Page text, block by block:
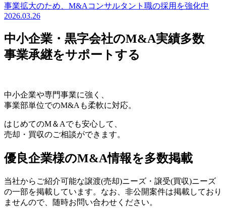
事業拡大のため、M&Aコンサルタント職の採用を強化中
2026.03.26
中小企業・黒字会社のM&A実績多数
事業承継をサポートする
中小企業や専門事業に強く、
事業部単位でのM&Aも柔軟に対応。
はじめてのM＆Aでも安心して、
売却・買収のご相談ができます。
優良企業様のM&A情報を多数掲載
当社からご紹介可能な譲渡(売却)ニーズ・譲受(買収)ニーズ
の一部を掲載しています。なお、非公開案件は掲載しており
ませんので、随時お問い合わせください。